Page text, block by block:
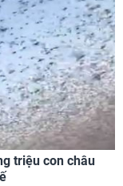
triệu con châu